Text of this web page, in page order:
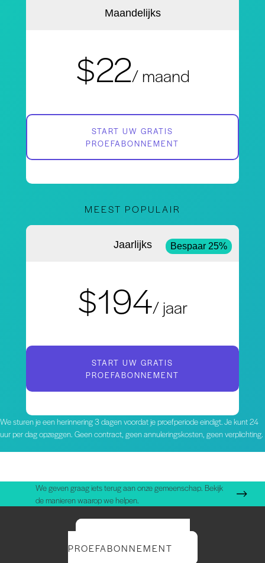
Maandelijks
$22/ maand
START UW GRATIS
PROEFABONNEMENT
MEEST POPULAIR
Jaarlijks Bespaar 25%
$194/ jaar
START UW GRATIS
PROEFABONNEMENT
We sturen je een herinnering 3 dagen voordat je proefperiode eindigt. Je kunt 24
uur per dag opzeggen. Geen contract, geen annuleringskosten, geen verplichting.
We geven graag iets terug aan onze gemeenschap. Bekijk
de manieren waarop we helpen.
PROEFABONNEMENT